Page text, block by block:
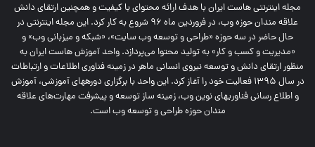
مجله اینترنتی‌ هاست ایران با هدف ارائه محتوای با کیفیت و همچنین ارتقای دانش
علاقه مندان حوزه وب، در فروردین ماه 96 شروع به کار کرد. این مجله اینترنتی در
حال حاضر در سه حوزه «طراحی و توسعه وب سایت»، «شبکه و میزبانی وب» و
«مدیریت و کسب و کار» به تولید محتوا می‌پردازد. واحد آموزش هاست ایران به
منظور ارتقای دانش و توسعه نیروی انسانی ماهر در زمینه فناوری اطلاعات و ارتباطات
در سال 1395 فعالیت خود را آغاز کرد. این واحد با برگزاری دوره‎های آموزشی، آموزش
و اطلاع رسانی فناوری‎های نوین وب، زمینه ساز توسعه و پیشرفت مهارت‌های علاقه
مندان حوزه طراحی و توسعه وب است.